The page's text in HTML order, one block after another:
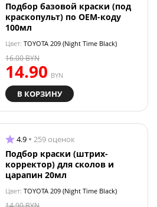
Подбор базовой краски (под
краскопульт) по OEM-коду
100мл
Цвет: TOYOTA 209 (Night Time Black)
14.90 BYN
16.00BYN
В КОРЗИНУ
4.9 259 оценок
Подбор краски (штрих-
корректор) для сколов и
царапин 20мл
Цвет: TOYOTA 209 (Night Time Black)